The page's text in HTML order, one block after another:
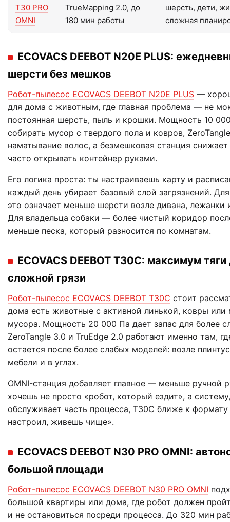
T30 PRO
OMNI
TrueMapping 2.0, до
180 мин работы
шерсть, дети,
сложная
ECOVACS DEEBOT N20E PLUS:
шерсти без мешков
Робот-пылесос ECOVACS DEEBOT N20E PLUS —
для дома с животным, где главная проблема — не
постоянная шерсть, пыль и крошки. Мощность 10
собирать мусор с твердого пола и ковров,
наматывание волос, а безмешковая станция снижает
часто открывать контейнер руками.
Его логика проста: ты настраиваешь карту и
каждый день убирает базовый слой загрязнений.
это означает меньше шерсти возле дивана, лежанки
Для владельца собаки — более чистый коридор
меньше песка, который разносится по комнатам.
ECOVACS DEEBOT T30C: максимум тяги
сложной грязи
Робот-пылесос ECOVACS DEEBOT T30C стоит
дома есть животные с активной линькой, ковры или
мусора. Мощность 20 000 Па дает запас для более
ZeroTangle 3.0 и TruEdge 2.0 работают именно там,
остается после более слабых моделей: возле
мебели и в углах.
OMNI-станция добавляет главное — меньше ручной
хочешь не просто «робот, который ездит», а
обслуживает часть процесса, T30C ближе к формату
настроил, живешь чище».
ECOVACS DEEBOT N30 PRO OMNI:
большой площади
Робот-пылесос ECOVACS DEEBOT N30 PRO OMNI
большой квартиры или дома, где робот должен
и не остановиться посреди процесса. До 320 мин